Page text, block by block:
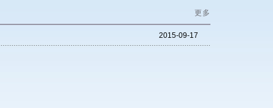
更多
2015-09-17